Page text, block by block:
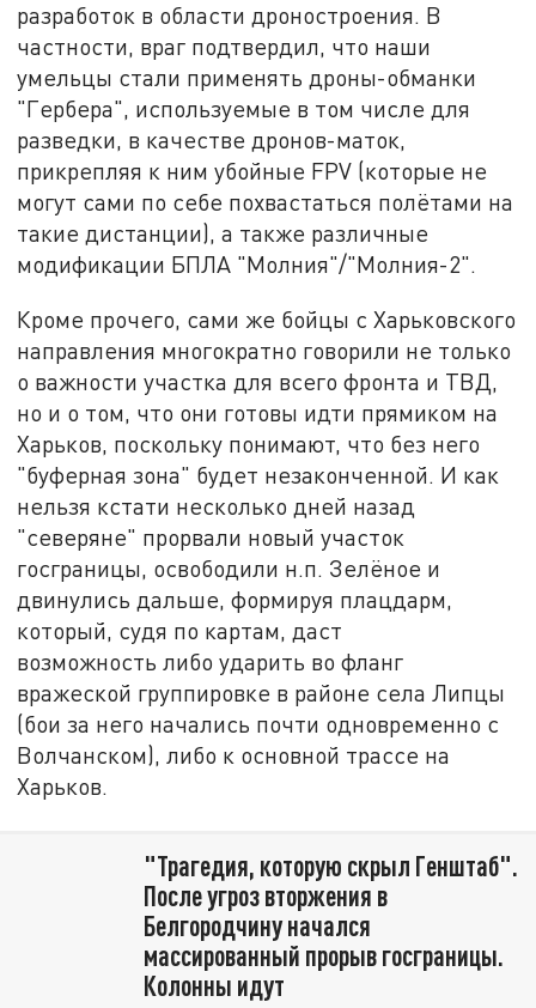
разработок в области дроностроения. В
частности, враг подтвердил, что наши
умельцы стали применять дроны-обманки
"Гербера", используемые в том числе для
разведки, в качестве дронов-маток,
прикрепляя к ним убойные FPV (которые не
могут сами по себе похвастаться полётами на
такие дистанции), а также различные
модификации БПЛА "Молния"/"Молния-2".
Кроме прочего, сами же бойцы с Харьковского
направления многократно говорили не только
о важности участка для всего фронта и ТВД,
но и о том, что они готовы идти прямиком на
Харьков, поскольку понимают, что без него
"буферная зона" будет незаконченной. И как
нельзя кстати несколько дней назад
"северяне" прорвали новый участок
госграницы, освободили н.п. Зелёное и
двинулись дальше, формируя плацдарм,
который, судя по картам, даст
возможность либо ударить во фланг
вражеской группировке в районе села Липцы
(бои за него начались почти одновременно с
Волчанском), либо к основной трассе на
Харьков.
"Трагедия, которую скрыл Генштаб".
После угроз вторжения в
Белгородчину начался
массированный прорыв госграницы.
Колонны идут